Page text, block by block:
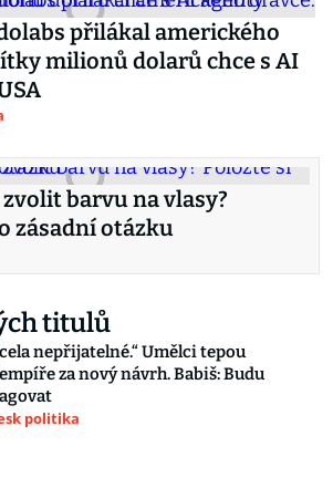
přilákal amerického
milionů dolarů chce s AI
barvu na vlasy?
zásadní otázku
titulů
nepřijatelné.“ Umělci tepou
za nový návrh. Babiš: Budu
politika